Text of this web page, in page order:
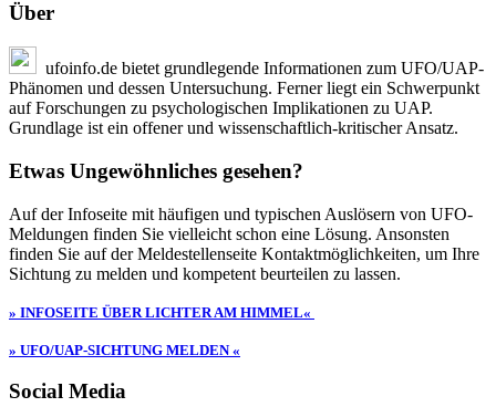
Über
ufoinfo.de bietet grundlegende Informationen zum UFO/UAP-
Phänomen und dessen Untersuchung. Ferner liegt ein Schwerpunkt
auf Forschungen zu psychologischen Implikationen zu UAP.
Grundlage ist ein offener und wissenschaftlich-kritischer Ansatz.
Etwas Ungewöhnliches gesehen?
Auf der Infoseite mit häufigen und typischen Auslösern von UFO-
Meldungen finden Sie vielleicht schon eine Lösung. Ansonsten
finden Sie auf der Meldestellenseite Kontaktmöglichkeiten, um Ihre
Sichtung zu melden und kompetent beurteilen zu lassen.
» INFOSEITE ÜBER LICHTER AM HIMMEL«
» UFO/UAP-SICHTUNG MELDEN «
Social Media